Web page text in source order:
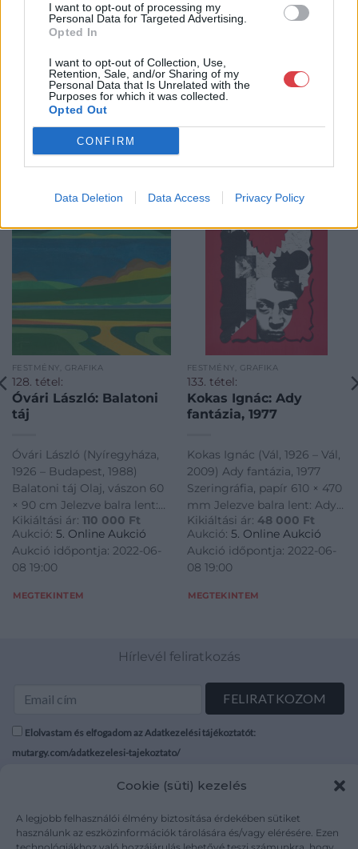
I want to opt-out of processing my
Personal Data for Targeted Advertising.
Opted In
I want to opt-out of Collection, Use,
Retention, Sale, and/or Sharing of my
Personal Data that Is Unrelated with the
Purposes for which it was collected.
Opted Out
CONFIRM
Data Deletion Data Access Privacy Policy
Cookie (süti) kezelés
A legjobb felhasználói élmény biztosítása érdekében sütiket
használunk az eszközinformációk tárolására és/vagy elérésére. Ezen
GALÉRIA TOVÁBBI MŰTÁRGYAI
KAPCSOLÓDÓ MŰTÁRGYAK
FESTMÉNY, GRAFIKA
128. tétel:
Óvári László: Balatoni
táj
Óvári László (Nyíregyháza,
1926 – Budapest, 1988)
Balatoni táj Olaj, vászon 60
× 90 cm Jelezve balra lent:
Óvári Hátoldalán
Képcsarnoki etikett
Kikiáltási ár: 110 000 Ft
Aukció: 5. Online Aukció
Aukció időpontja: 2022-06-
08 19:00
MEGTEKINTEM
FESTMÉNY, GRAFIKA
133. tétel:
Kokas Ignác: Ady
fantázia, 1977
Kokas Ignác (Vál, 1926 – Vál,
2009) Ady fantázia, 1977
Szeringráfia, papír 610 × 470
mm Jelezve balra lent: Ady
fantázia CV/43 Jelezve
jobbra lent: Kokas Ignác
1977
Kikiáltási ár: 48 000 Ft
Aukció: 5. Online Aukció
Aukció időpontja: 2022-06-
08 19:00
MEGTEKINTEM
Hírlevél feliratkozás
Elolvastam és elfogadom az Adatkezelési tájékoztatót:
mutargy.com/adatkezelesi-tajekoztato/
Médiaajánlat
Karrier
Áraink
ÁSZF
Adatvédelem